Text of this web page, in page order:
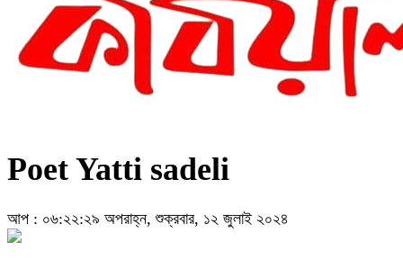
Poet Yatti sadeli
আপ : ০৬:২২:২৯ অপরাহ্ন, শুক্রবার, ১২ জুলাই ২০২৪